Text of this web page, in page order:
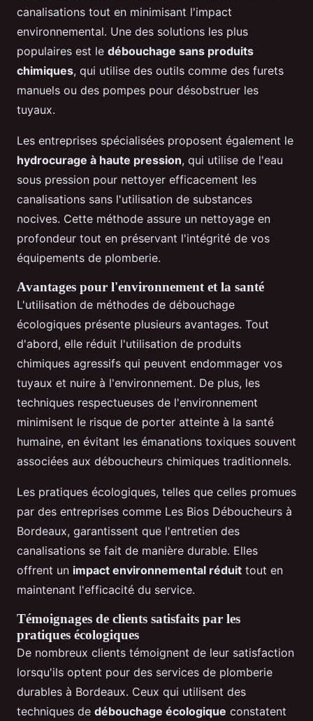
canalisations tout en minimisant l'impact
environnemental. Une des solutions les plus
populaires est le débouchage sans produits
chimiques, qui utilise des outils comme des furets
manuels ou des pompes pour désobstruer les
tuyaux.
Les entreprises spécialisées proposent également le
hydrocurage à haute pression, qui utilise de l'eau
sous pression pour nettoyer efficacement les
canalisations sans l'utilisation de substances
nocives. Cette méthode assure un nettoyage en
profondeur tout en préservant l'intégrité de vos
équipements de plomberie.
Avantages pour l'environnement et la santé
L'utilisation de méthodes de débouchage
écologiques présente plusieurs avantages. Tout
d'abord, elle réduit l'utilisation de produits
chimiques agressifs qui peuvent endommager vos
tuyaux et nuire à l'environnement. De plus, les
techniques respectueuses de l'environnement
minimisent le risque de porter atteinte à la santé
humaine, en évitant les émanations toxiques souvent
associées aux déboucheurs chimiques traditionnels.
Les pratiques écologiques, telles que celles promues
par des entreprises comme Les Bios Déboucheurs à
Bordeaux, garantissent que l'entretien des
canalisations se fait de manière durable. Elles
offrent un impact environnemental réduit tout en
maintenant l'efficacité du service.
Témoignages de clients satisfaits par les
pratiques écologiques
De nombreux clients témoignent de leur satisfaction
lorsqu'ils optent pour des services de plomberie
durables à Bordeaux. Ceux qui utilisent des
techniques de débouchage écologique constatent